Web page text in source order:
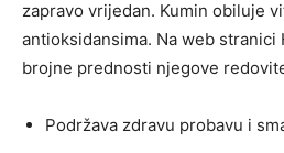
zapravo vrijedan. Kumin obiluje
antioksidansima. Na web stranici
brojne prednosti njegove
Podržava zdravu probavu i